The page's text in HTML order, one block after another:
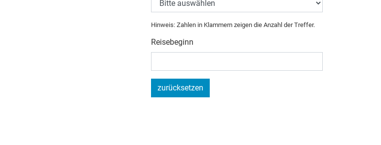
Hinweis: Zahlen in Klammern zeigen die Anzahl der Treffer.
Reisebeginn
zurücksetzen